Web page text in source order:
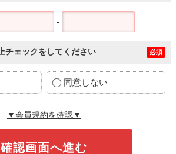
-
チェックをしてください 必須
同意しない
▼会員規約を確認▼